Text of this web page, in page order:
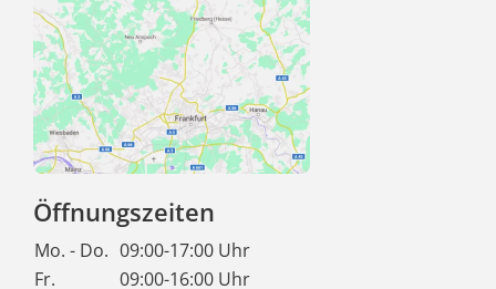
Öffnungszeiten
Mo. - Do. 09:00-17:00 Uhr
Fr.
09:00-16:00 Uhr